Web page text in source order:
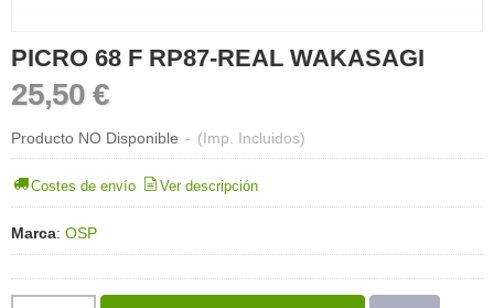
PICRO 68 F RP87-REAL WAKASAGI
25,50 €
Producto NO Disponible - (Imp. Incluidos)
Costes de envío Ver descripción
Marca: OSP